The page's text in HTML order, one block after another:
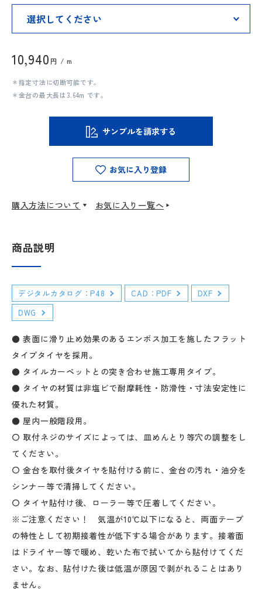
10,940 円 / m
＊指定寸法に切断可能です。
＊金台の最大長は3.64m です。
サンプルを請求する
お気に入り登録
購入方法について お気に入り一覧へ
商品説明
デジタルカタログ：P48 CAD：PDF
DXF
DWG
● 表面に滑り止め効果のあるエンボス加工を施したフラット
タイプタイヤを採用。
● タイルカーペットとの突き合わせ施工専用タイプ。
● タイヤの材質は非塩ビで耐摩耗性・防滑性・寸法安定性に
優れた材質。
● 屋内一般階段用。
〇 取付ネジのサイズによっては、皿めんとり等穴の調整をし
てください。
〇 金台を取付後タイヤを貼付ける前に、金台の汚れ・油分を
シンナー等で清掃してください。
〇 タイヤ貼付け後、ローラー等で圧着してください。
※ご注意ください！ 気温が10℃以下になると、両面テープ
の特性として初期接着性が低下する場合があります。接着面
はドライヤー等で暖め、乾いた布で拭いてから貼付けてくだ
さい。なお、貼付けた後は低温が原因で剥がれることはあり
ません。